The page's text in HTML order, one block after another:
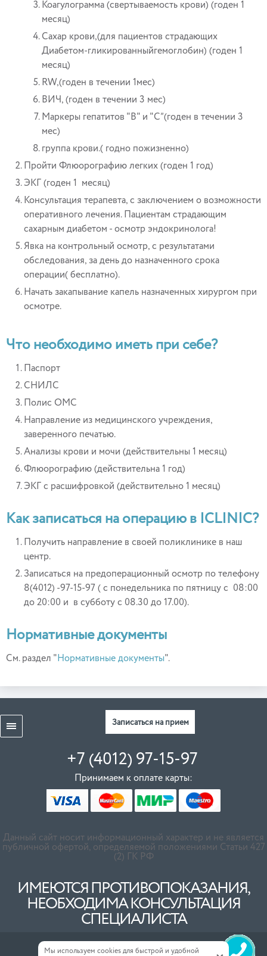
Коагулограмма (свертываемость крови) (годен 1
месяц)
Сахар крови,(для пациентов страдающих
Диабетом-гликированныйгемоглобин) (годен 1
месяц)
RW,(годен в течении 1мес)
ВИЧ, (годен в течении 3 мес)
Маркеры гепатитов "В" и "С”(годен в течении 3
мес)
группа крови.( годно пожизненно)
Пройти Флюорографию легких (годен 1 год)
ЭКГ (годен 1 месяц)
Консультация терапевта, с заключением о возможности
оперативного лечения. Пациентам страдающим
сахарным диабетом - осмотр эндокринолога!
Явка на контрольный осмотр, с результатами
обследования, за день до назначенного срока
операции( бесплатно).
Начать закапывание капель назначенных хирургом при
осмотре.
Что необходимо иметь при себе?
Паспорт
СНИЛС
Полис ОМС
Направление из медицинского учреждения,
заверенного печатью.
Анализы крови и мочи (действительны 1 месяц)
Флюорографию (действительна 1 год)
ЭКГ с расшифровкой (действительно 1 месяц)
Как записаться на операцию в ICLINIC?
Получить направление в своей поликлинике в наш
центр.
Записаться на предоперационный осмотр по телефону
8(4012) -97-15-97 ( с понедельника по пятницу с 08:00
до 20:00 и в субботу с 08.30 до 17.00).
Нормативные документы
См. раздел " Нормативные документы".
Записаться на прием
+7 (4012) 97-15-97
Принимаем к оплате карты:
Данный сайт носит информационный характер и не является
публичной офертой, определяемой положениями Статьи 427
(2) ГК РФ
ИМЕЮТСЯ ПРОТИВОПОКАЗАНИЯ,
НЕОБХОДИМА КОНСУЛЬТАЦИЯ
СПЕЦИАЛИСТА
Мы используем cookies для быстрой и удобной